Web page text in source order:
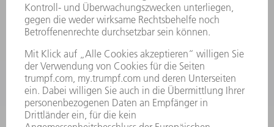
+49 7156 303 33222
Mo - Fr: 07:30 - 17:30 Uhr
Erweiterte Rufbereitschaft per Service App Mo - Fr:
06:30 - 20.00 Uhr Sa: 07:00 - 12:00 Uhr
Kundenbetreuung@trumpf.com
KONTAKT
Service TRUMPF Lasertechnik
+49 7156 303 37444
Mo - Fr: 07:30 - 18:00 Uhr